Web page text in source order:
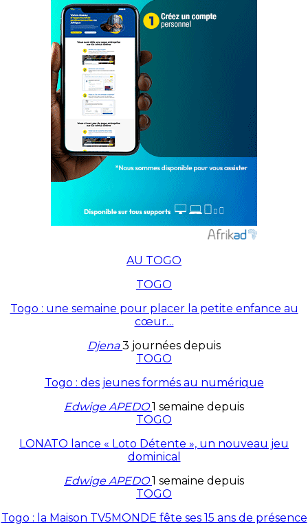
AU TOGO
TOGO
Togo : une semaine pour placer la petite enfance au
cœur…
Djena3 journées depuis
TOGO
Togo : des jeunes formés au numérique
Edwige APEDO1 semaine depuis
TOGO
LONATO lance « Loto Détente », un nouveau jeu
dominical
Edwige APEDO1 semaine depuis
TOGO
Togo : la Maison TV5MONDE fête ses 15 ans de présence